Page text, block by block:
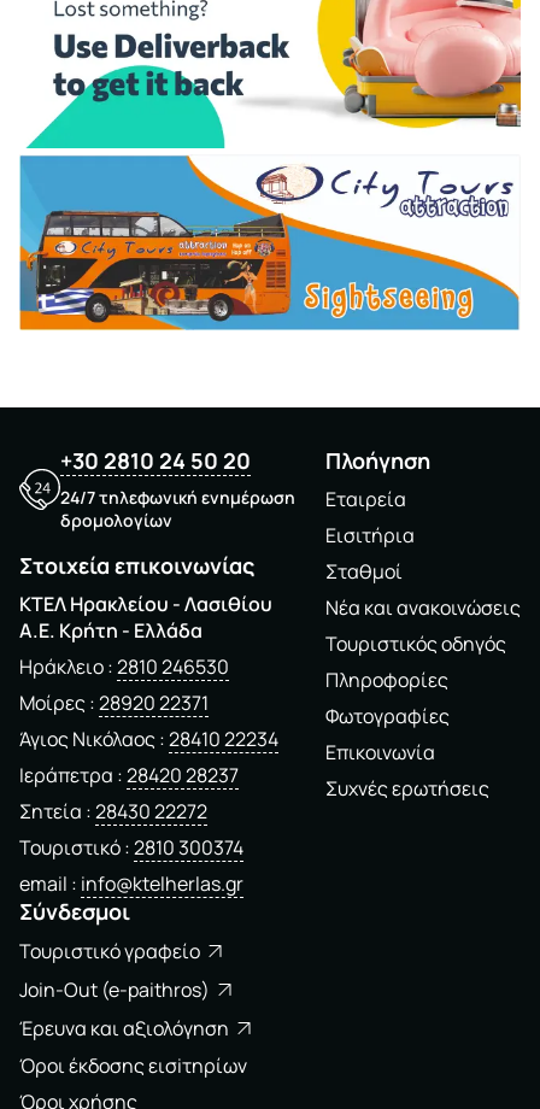
+30 2810 24 50 20
24/7 τηλεφωνική ενημέρωση
δρομολογίων
Στοιχεία επικοινωνίας
ΚΤΕΛ Ηρακλείου - Λασιθίου
A.E. Kρήτη - Ελλάδα
Ηράκλειο 2810 246530
Μοίρες 28920 22371
Άγιος Νικόλαος 28410 22234
Ιεράπετρα 28420 28237
Σητεία 28430 22272
Τουριστικό 2810 300374
email info@ktelherlas.gr
Πλοήγηση
Εταιρεία
Εισιτήρια
Σταθμοί
Νέα και ανακοινώσεις
Τουριστικός οδηγός
Πληροφορίες
Φωτογραφίες
Επικοινωνία
Συχνές ερωτήσεις
Σύνδεσμοι
Τουριστικό γραφείο
Join-Out (e-paithros)
Έρευνα και αξιολόγηση
Όροι έκδοσης εισiτηρίων
Όροι χρήσης